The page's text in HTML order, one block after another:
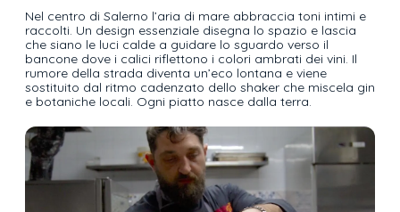
Nel centro di Salerno l’aria di mare abbraccia toni intimi e
raccolti. Un design essenziale disegna lo spazio e lascia
che siano le luci calde a guidare lo sguardo verso il
bancone dove i calici riflettono i colori ambrati dei vini. Il
rumore della strada diventa un’eco lontana e viene
sostituito dal ritmo cadenzato dello shaker che miscela gin
e botaniche locali. Ogni piatto nasce dalla terra.